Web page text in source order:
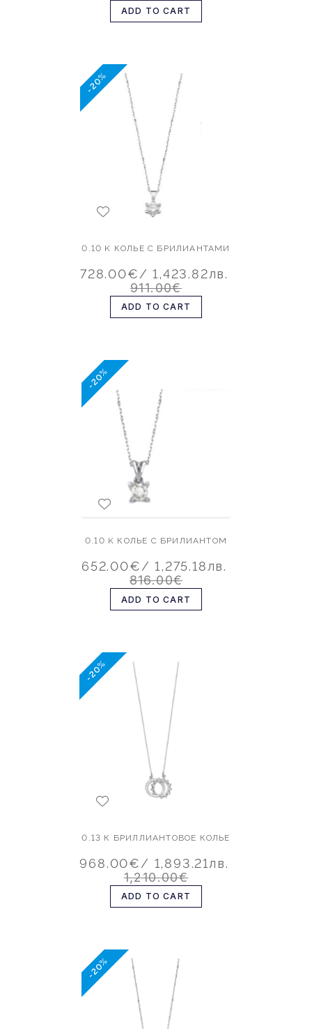
ADD TO CART
-20%
0.10 K КОЛЬЕ С БРИЛИАНТАМИ
728.00€/ 1,423.82лв.
911.00€
ADD TO CART
-20%
0.10 K КОЛЬЕ С БРИЛИАНТОМ
652.00€/ 1,275.18лв.
816.00€
ADD TO CART
-20%
0.13 К БРИЛЛИАНТОВОЕ КОЛЬЕ
968.00€/ 1,893.21лв.
1,210.00€
ADD TO CART
-20%